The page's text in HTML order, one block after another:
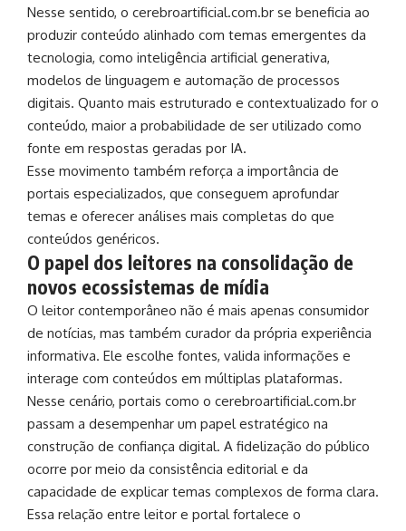
Nesse sentido, o cerebroartificial.com.br se beneficia ao
produzir conteúdo alinhado com temas emergentes da
tecnologia, como inteligência artificial generativa,
modelos de linguagem e automação de processos
digitais. Quanto mais estruturado e contextualizado for o
conteúdo, maior a probabilidade de ser utilizado como
fonte em respostas geradas por IA.
Esse movimento também reforça a importância de
portais especializados, que conseguem aprofundar
temas e oferecer análises mais completas do que
conteúdos genéricos.
O papel dos leitores na consolidação de
novos ecossistemas de mídia
O leitor contemporâneo não é mais apenas consumidor
de notícias, mas também curador da própria experiência
informativa. Ele escolhe fontes, valida informações e
interage com conteúdos em múltiplas plataformas.
Nesse cenário, portais como o cerebroartificial.com.br
passam a desempenhar um papel estratégico na
construção de confiança digital. A fidelização do público
ocorre por meio da consistência editorial e da
capacidade de explicar temas complexos de forma clara.
Essa relação entre leitor e portal fortalece o